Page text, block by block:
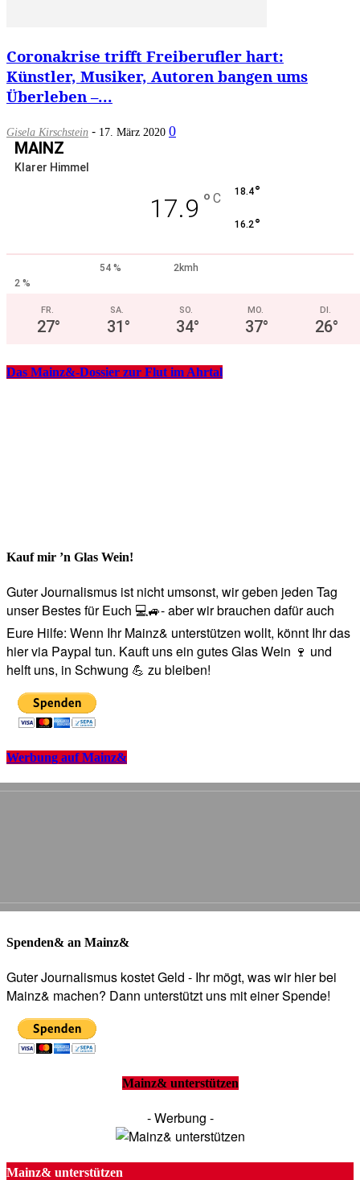
Coronakrise trifft Freiberufler hart:
Künstler, Musiker, Autoren bangen ums
Überleben –...
Gisela Kirschstein - 17. März 2020 0
MAINZ
Klarer Himmel
17.9 ° C 18.4°
16.2°
54 %
2kmh
2 %
FR.
27°
SA.
31°
SO.
34°
MO.
37°
DI.
26°
Das Mainz&-Dossier zur Flut im Ahrtal
Kauf mir ’n Glas Wein!
Guter Journalismus ist nicht umsonst, wir geben jeden Tag
unser Bestes für Euch 💻🚙- aber wir brauchen dafür auch
Eure Hilfe: Wenn Ihr Mainz& unterstützen wollt, könnt Ihr das
hier via Paypal tun. Kauft uns ein gutes Glas Wein 🍷 und
helft uns, in Schwung 💪 zu bleiben!
Werbung auf Mainz&
Spenden& an Mainz&
Guter Journalismus kostet Geld - Ihr mögt, was wir hier bei
Mainz& machen? Dann unterstützt uns mit einer Spende!
Mainz& unterstützen
- Werbung -
Mainz& unterstützen